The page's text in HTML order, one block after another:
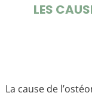
LES
La cause de